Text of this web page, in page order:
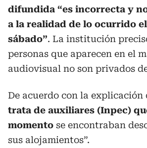
difundida “es incorrecta y
a la realidad de lo ocurrido
sábado”. La institución
personas que aparecen en el
audiovisual no son privados
De acuerdo con la explicación
trata de auxiliares (Inpec)
momento se encontraban
sus alojamientos”.